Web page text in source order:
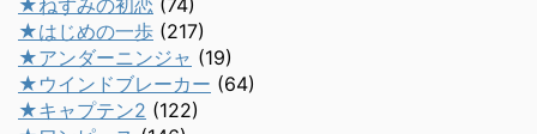
★ねずみの初恋 (74)
★はじめの一歩 (217)
★アンダーニンジャ (19)
★ウインドブレーカー (64)
★キャプテン2 (122)